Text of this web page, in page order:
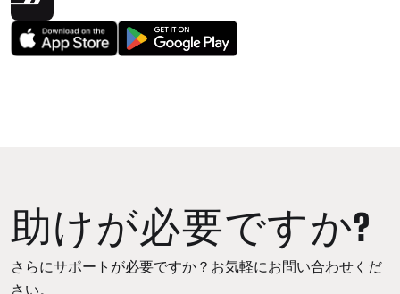
助けが必要ですか?
さらにサポートが必要ですか？お気軽にお問い合わせくだ
さい。